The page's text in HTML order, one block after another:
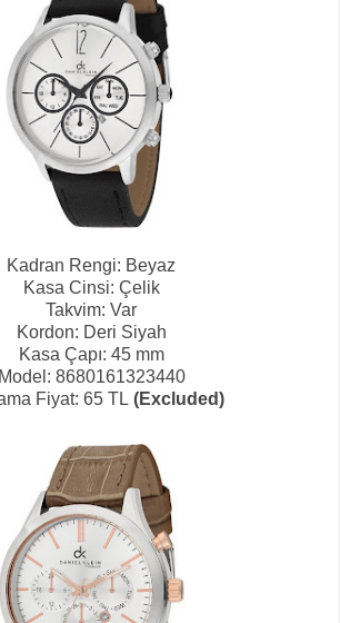
Kadran Rengi: Beyaz
Kasa Cinsi: Çelik
Takvim: Var
Kordon: Deri Siyah
Kasa Çapı: 45 mm
Model: 8680161323440
Fiyat: 65 TL (Excluded)